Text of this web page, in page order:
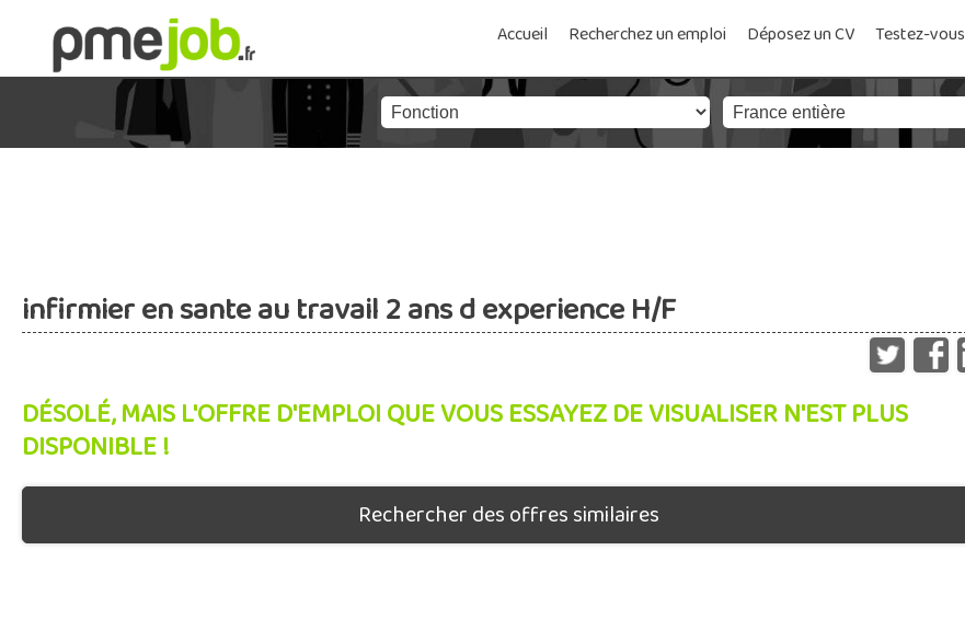
Accueil Recherchez un emploi Déposez un CV Testez-vous
infirmier en sante au travail 2 ans d experience H/F
DÉSOLÉ, MAIS L'OFFRE D'EMPLOI QUE VOUS ESSAYEZ DE VISUALISER N'EST PLUS
DISPONIBLE !
Rechercher des offres similaires